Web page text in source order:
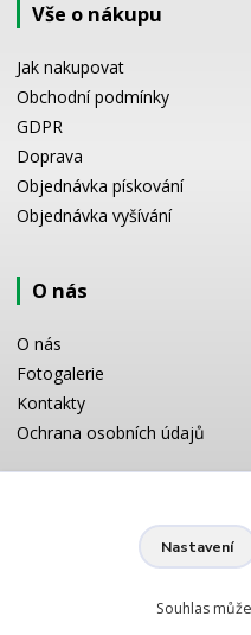
Vše o nákupu
Jak nakupovat
Obchodní podmínky
GDPR
Doprava
Objednávka pískování
Objednávka vyšívání
O nás
O nás
Fotogalerie
Kontakty
Ochrana osobních údajů
Potřebujete poradit s
+420 728 772 566
Nastavení
Souhlas